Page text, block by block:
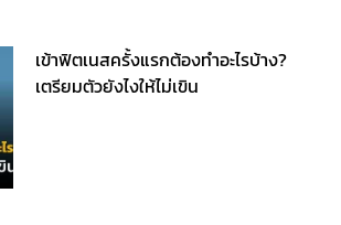
เข้าฟิตเนสครั้งแรกต้องทำอะไรบ้าง?
เตรียมตัวยังไงให้ไม่เขิน